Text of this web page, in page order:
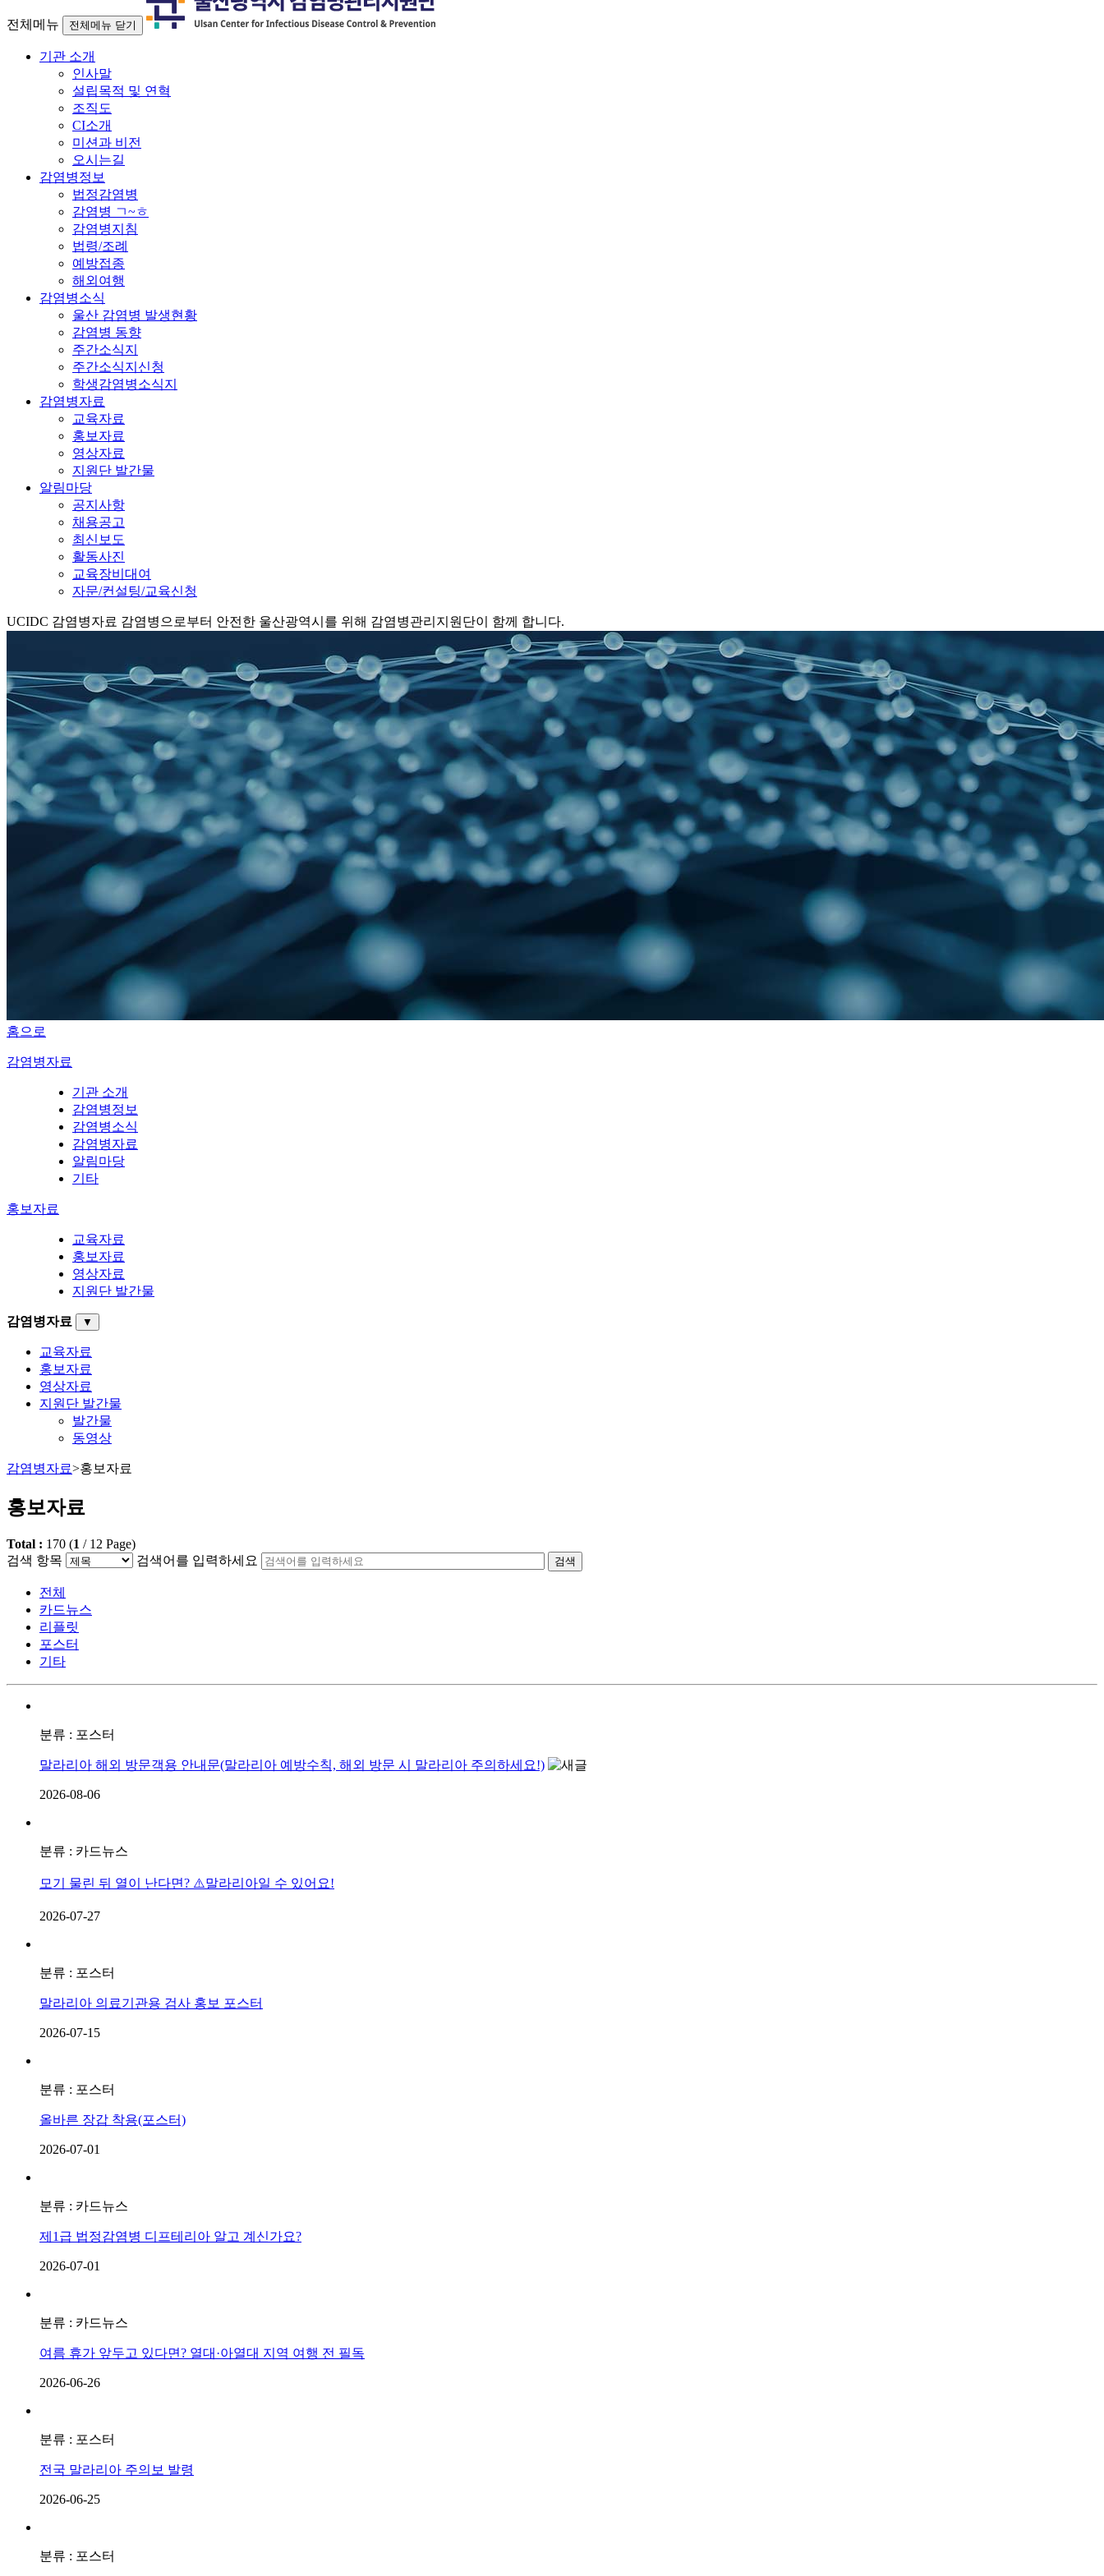
전체메뉴 전체메뉴 닫기
기관 소개
인사말
설립목적 및 연혁
조직도
CI소개
미션과 비전
오시는길
감염병정보
법정감염병
감염병 ㄱ~ㅎ
감염병지침
법령/조례
예방접종
해외여행
감염병소식
울산 감염병 발생현황
감염병 동향
주간소식지
주간소식지신청
학생감염병소식지
감염병자료
교육자료
홍보자료
영상자료
지원단 발간물
알림마당
공지사항
채용공고
최신보도
활동사진
교육장비대여
자문/컨설팅/교육신청
UCIDC 감염병자료 감염병으로부터 안전한 울산광역시를 위해 감염병관리지원단이 함께 합니다.
홈으로
감염병자료
기관 소개
감염병정보
감염병소식
감염병자료
알림마당
기타
홍보자료
교육자료
홍보자료
영상자료
지원단 발간물
감염병자료 ▼
교육자료
홍보자료
영상자료
지원단 발간물
발간물
동영상
감염병자료>홍보자료
홍보자료
Total : 170 (1 / 12 Page)
검색 항목
검색어를 입력하세요 검색
전체
카드뉴스
리플릿
포스터
기타
분류 : 포스터
말라리아 해외 방문객용 안내문(말라리아 예방수칙, 해외 방문 시 말라리아 주의하세요!)
2026-08-06
분류 : 카드뉴스
모기 물린 뒤 열이 난다면? ⚠️말라리아일 수 있어요!
2026-07-27
분류 : 포스터
말라리아 의료기관용 검사 홍보 포스터
2026-07-15
분류 : 포스터
올바른 장갑 착용(포스터)
2026-07-01
분류 : 카드뉴스
제1급 법정감염병 디프테리아 알고 계신가요?
2026-07-01
분류 : 카드뉴스
여름 휴가 앞두고 있다면? 열대·아열대 지역 여행 전 필독
2026-06-26
분류 : 포스터
전국 말라리아 주의보 발령
2026-06-25
분류 : 포스터